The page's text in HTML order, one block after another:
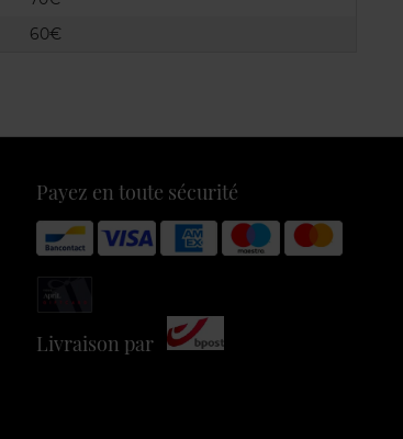
60€
Payez en toute sécurité
Livraison par